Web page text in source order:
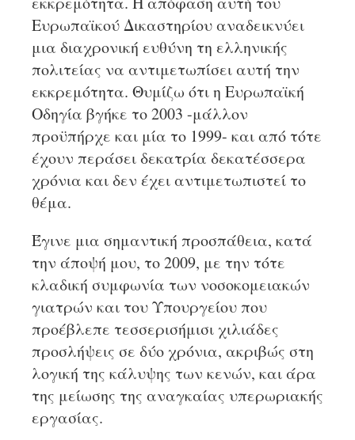
Ευρωπαϊκού Δικαστηρίου αναδεικνύει
μια διαχρονική ευθύνη τη ελληνικής
πολιτείας να αντιμετωπίσει αυτή την
εκκρεμότητα. Θυμίζω ότι η Ευρωπαϊκή
Οδηγία βγήκε το 2003 -μάλλον
προϋπήρχε και μία το 1999- και από τότε
έχουν περάσει δεκατρία δεκατέσσερα
χρόνια και δεν έχει αντιμετωπιστεί το
θέμα.
Έγινε μια σημαντική προσπάθεια, κατά
την άποψή μου, το 2009, με την τότε
κλαδική συμφωνία των νοσοκομειακών
γιατρών και του Υπουργείου που
προέβλεπε τεσσερισήμισι χιλιάδες
προσλήψεις σε δύο χρόνια, ακριβώς στη
λογική της κάλυψης των κενών, και άρα
της μείωσης της αναγκαίας υπερωριακής
εργασίας.